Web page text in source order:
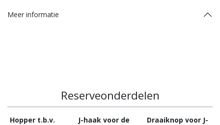
Meer informatie
Reserveonderdelen
Hopper t.b.v.
J-haak voor de
Draaiknop voor J-